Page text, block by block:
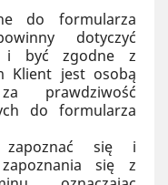
do formularza
dotyczyć
i być zgodne z
Klient jest osobą
prawdziwość
do formularza
zapoznać się i
się z